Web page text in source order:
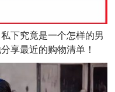
下究竟是一个怎样的男
享最近的购物清单！